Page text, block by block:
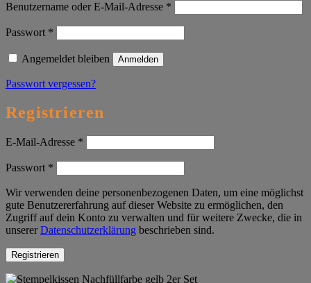
Benutzername oder E-Mail-Adresse *
Passwort *
Angemeldet bleiben Anmelden
Passwort vergessen?
Registrieren
E-Mail-Adresse *
Passwort *
Wir verwenden deine personenbezogenen Daten, um eine möglichst
gute Benutzererfahrung auf dieser Website zu ermöglichen, den
Zugriff auf dein Konto zu verwalten und für weitere Zwecke, die in
unserer Datenschutzerklärung beschrieben sind.
Registrieren